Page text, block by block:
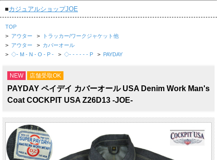
■カジュアルショップJOE
TOP
> アウター > トラッカー/ワークジャケット他
> アウター > カバーオール
> ◇- M - N - O - P - > ◇- - - - - - P > PAYDAY
NEW 店舗受取OK
PAYDAY ペイデイ カバーオール USA Denim Work Man's
Coat COCKPIT USA Z26D13 -JOE-